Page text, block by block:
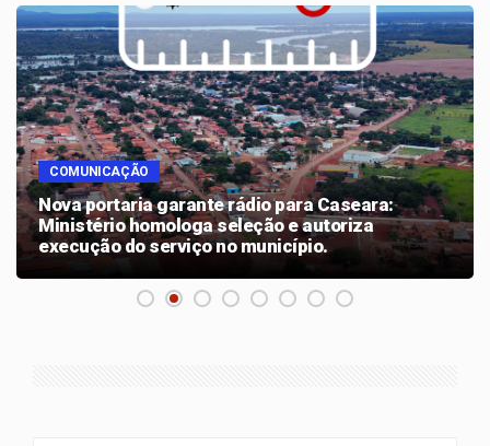
COMUNICAÇÃO
Nova portaria garante rádio para Caseara:
Ministério homologa seleção e autoriza
execução do serviço no município.